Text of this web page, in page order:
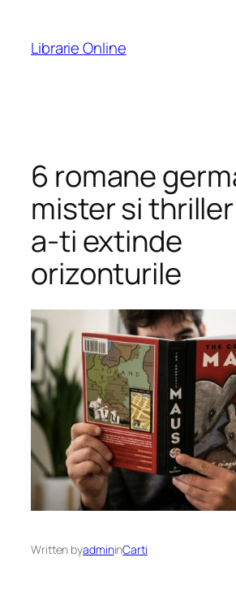
content
Librarie Online
6 romane
mister si
a-ti extinde
orizonturile
Written byadmininCarti